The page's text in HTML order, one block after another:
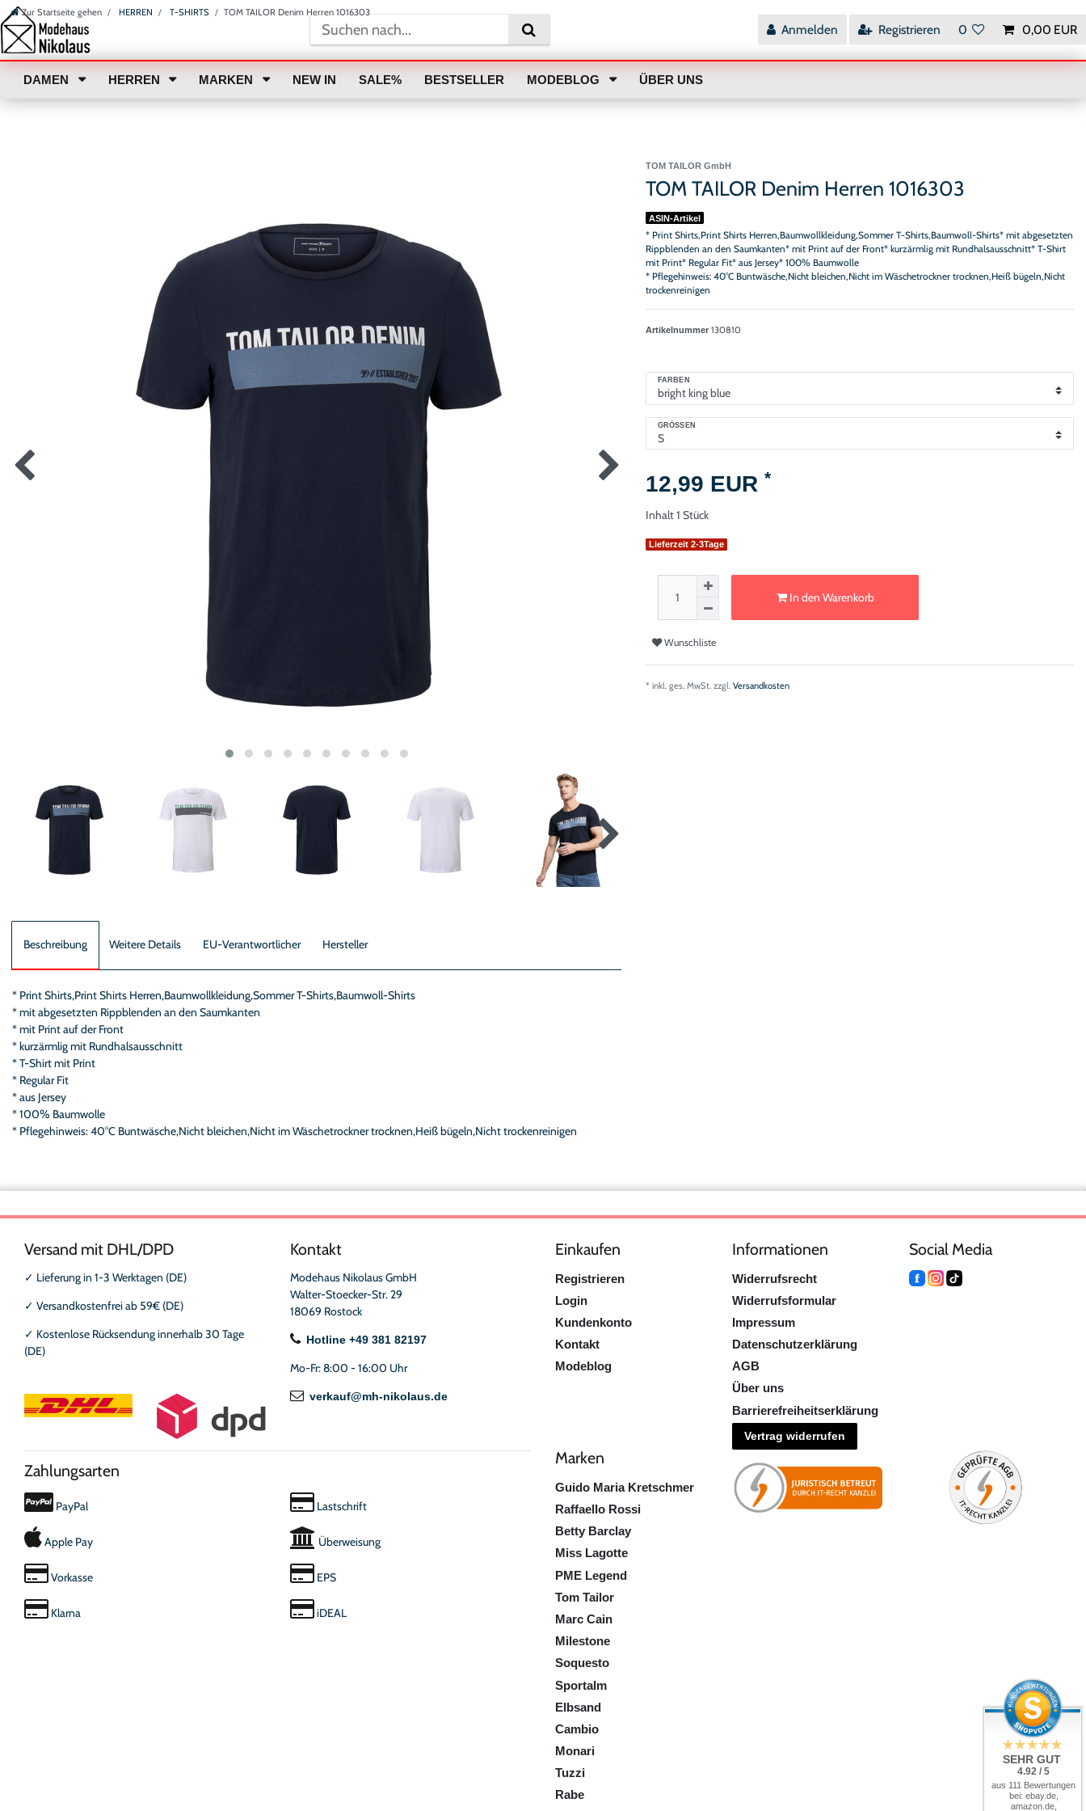
Zur Startseite gehen HERREN T-SHIRTS TOM TAILOR Denim Herren 1016303
Anmelden Registrieren 0 0,00 EUR
DAMEN HERREN MARKEN NEW IN SALE% BESTSELLER MODEBLOG ÜBER UNS
TOM TAILOR GmbH
TOM TAILOR Denim Herren 1016303
ASIN-Artikel
* Print Shirts,Print Shirts Herren,Baumwollkleidung,Sommer T-Shirts,Baumwoll-Shirts* mit abgesetzten
Rippblenden an den Saumkanten* mit Print auf der Front* kurzärmlig mit Rundhalsausschnitt* T-Shirt
mit Print* Regular Fit* aus Jersey* 100% Baumwolle
* Pflegehinweis: 40°C Buntwäsche,Nicht bleichen,Nicht im Wäschetrockner trocknen,Heiß bügeln,Nicht
trockenreinigen
Artikelnummer 130810
FARBEN
GRÖSSEN
12,99 EUR *
Inhalt1 Stück
Lieferzeit 2-3Tage
In den Warenkorb
Wunschliste
* inkl. ges. MwSt. zzgl. Versandkosten
Beschreibung Weitere Details EU-Verantwortlicher Hersteller
* Print Shirts,Print Shirts Herren,Baumwollkleidung,Sommer T-Shirts,Baumwoll-Shirts
* mit abgesetzten Rippblenden an den Saumkanten
* mit Print auf der Front
* kurzärmlig mit Rundhalsausschnitt
* T-Shirt mit Print
* Regular Fit
* aus Jersey
* 100% Baumwolle
* Pflegehinweis: 40°C Buntwäsche,Nicht bleichen,Nicht im Wäschetrockner trocknen,Heiß bügeln,Nicht trockenreinigen
Versand mit DHL/DPD
✓ Lieferung in 1-3 Werktagen (DE)
✓ Versandkostenfrei ab 59€ (DE)
✓ Kostenlose Rücksendung innerhalb 30 Tage
(DE)
Kontakt
Modehaus Nikolaus GmbH
Walter-Stoecker-Str. 29
18069 Rostock
Hotline +49 381 82197
Mo-Fr: 8:00 - 16:00 Uhr
verkauf@mh-nikolaus.de
Zahlungsarten
PayPal
Apple Pay
Vorkasse
Klarna
Lastschrift
Überweisung
EPS
iDEAL
Einkaufen
Registrieren
Login
Kundenkonto
Kontakt
Modeblog
Informationen
Widerrufsrecht
Widerrufsformular
Impressum
Datenschutzerklärung
AGB
Über uns
Barrierefreiheitserklärung
Vertrag widerrufen
Social Media
Marken
Guido Maria Kretschmer
Raffaello Rossi
Betty Barclay
Miss Lagotte
PME Legend
Tom Tailor
Marc Cain
Milestone
Soquesto
Sportalm
Elbsand
Cambio
Monari
Tuzzi
Rabe
SEHR GUT
4.92 / 5
aus 111 Bewertungen
bei: ebay.de,
amazon.de,